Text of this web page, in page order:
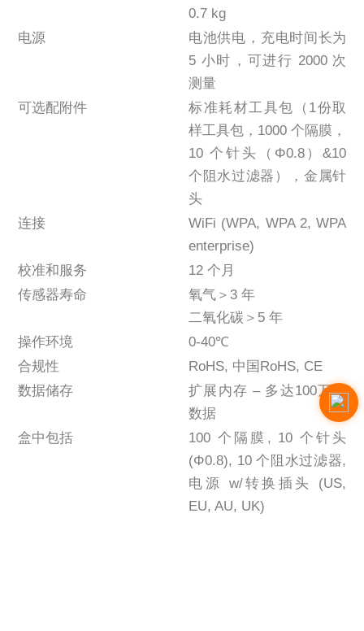
0.7 kg
电源
电池供电，充电时间长为
5 小时，可进行 2000 次
测量
可选配附件
标准耗材工具包（1份取
样工具包，1000 个隔膜，
10 个针头（Φ0.8）&10
个阻水过滤器），金属针
头
连接
WiFi (WPA, WPA 2, WPA
enterprise)
校准和服务
12 个月
传感器寿命
氧气＞3 年
二氧化碳＞5 年
操作环境
0-40℃
合规性
RoHS, 中国RoHS, CE
数据储存
扩展内存 – 多达100万组
数据
盒中包括
100 个隔膜, 10 个针头
(Φ0.8), 10 个阻水过滤器,
电源 w/转换插头 (US,
EU, AU, UK)